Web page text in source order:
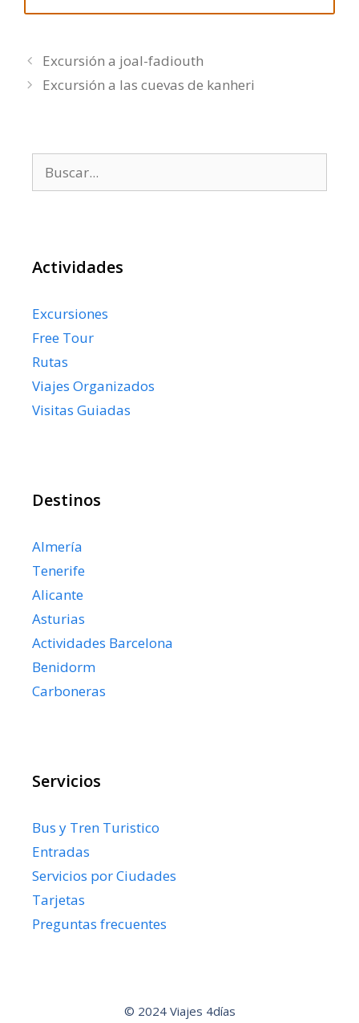
Excursión a joal-fadiouth
Excursión a las cuevas de kanheri
Actividades
Excursiones
Free Tour
Rutas
Viajes Organizados
Visitas Guiadas
Destinos
Almería
Tenerife
Alicante
Asturias
Actividades Barcelona
Benidorm
Carboneras
Servicios
Bus y Tren Turistico
Entradas
Servicios por Ciudades
Tarjetas
Preguntas frecuentes
© 2024 Viajes 4días